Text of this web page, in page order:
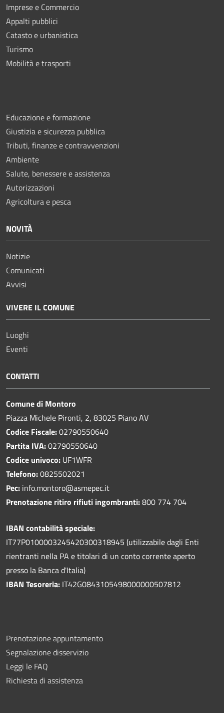
Imprese e Commercio
Appalti pubblici
Catasto e urbanistica
Turismo
Mobilità e trasporti
Educazione e formazione
Giustizia e sicurezza pubblica
Tributi, finanze e contravvenzioni
Ambiente
Salute, benessere e assistenza
Autorizzazioni
Agricoltura e pesca
NOVITÀ
Notizie
Comunicati
Avvisi
VIVERE IL COMUNE
Luoghi
Eventi
CONTATTI
Comune di Montoro
Piazza Michele Pironti, 2, 83025 Piano AV
Codice Fiscale:02790550640
Partita IVA:02790550640
Codice univoco: UF1WFR
Telefono:0825502021
Pec: info.montoro@asmepec.it
Prenotazione ritiro rifiuti ingombranti:800 774 704
IBAN contabilità speciale:
IT77P0100003245420300318945 (utilizzabile dagli Enti
rientranti nella PA e titolari di un conto corrente aperto
presso la Banca d'Italia)
IBAN Tesoreria: IT42G0843105498000000507812
Prenotazione appuntamento
Segnalazione disservizio
Leggi le FAQ
Richiesta di assistenza